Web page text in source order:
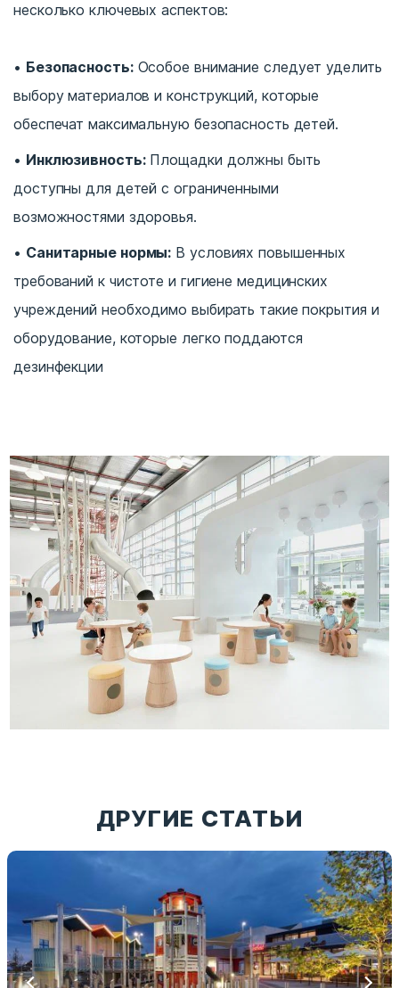
несколько ключевых аспектов:
Безопасность:Особое внимание следует уделить
выбору материалов и конструкций, которые
обеспечат максимальную безопасность детей.
Инклюзивность:Площадки должны быть
доступны для детей с ограниченными
возможностями здоровья.
Санитарные нормы: В условиях повышенных
требований к чистоте и гигиене медицинских
учреждений необходимо выбирать такие покрытия и
оборудование, которые легко поддаются
дезинфекции
ДРУГИЕ СТАТЬИ